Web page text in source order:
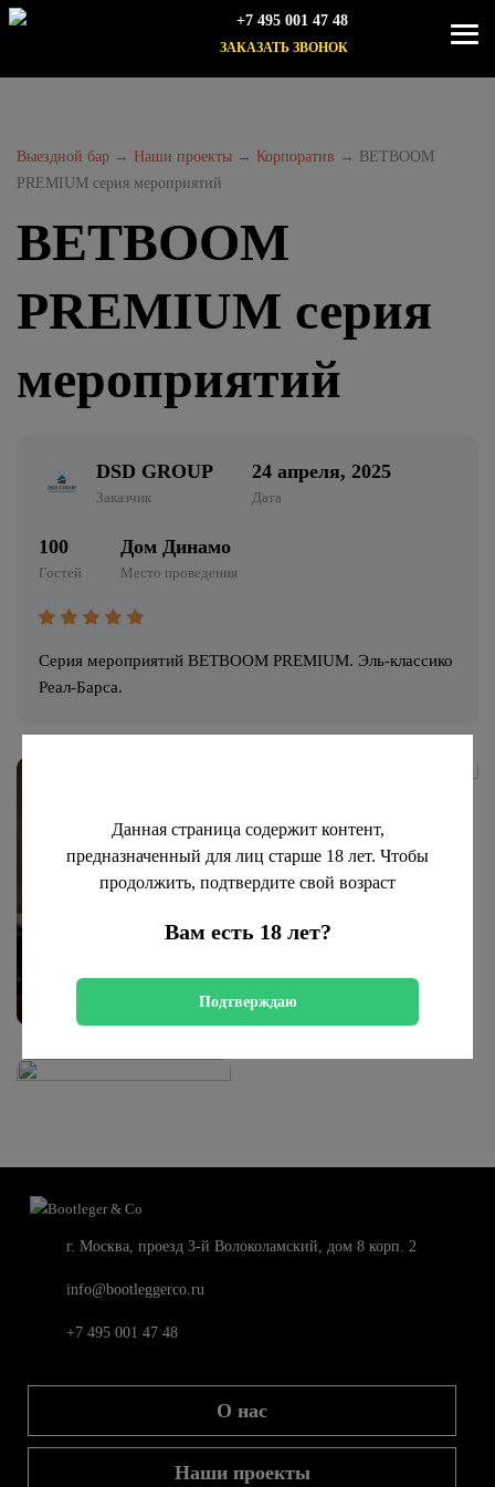
Данная страница содержит контент,
предназначенный для лиц старше 18 лет. Чтобы
продолжить, подтвердите свой возраст
Вам есть 18 лет?
Подтверждаю
+7 495 001 47 48
ЗАКАЗАТЬ ЗВОНОК
Выездной бар → Наши проекты → Корпоратив →
BETBOOM
PREMIUM серия мероприятий
BETBOOM
PREMIUM серия
мероприятий
DSD GROUP
Заказчик
24 апреля, 2025
Дата
100
Гостей
Дом Динамо
Место проведения
Серия мероприятий BETBOOM PREMIUM. Эль-классико
Реал-Барса.
г. Москва, проезд 3-й Волоколамский, дом 8 корп. 2
info@bootleggerco.ru
+7 495 001 47 48
О нас
Наши проекты